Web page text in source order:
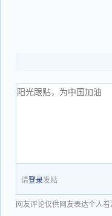
请登录发贴
网友评论仅供网友表达个人